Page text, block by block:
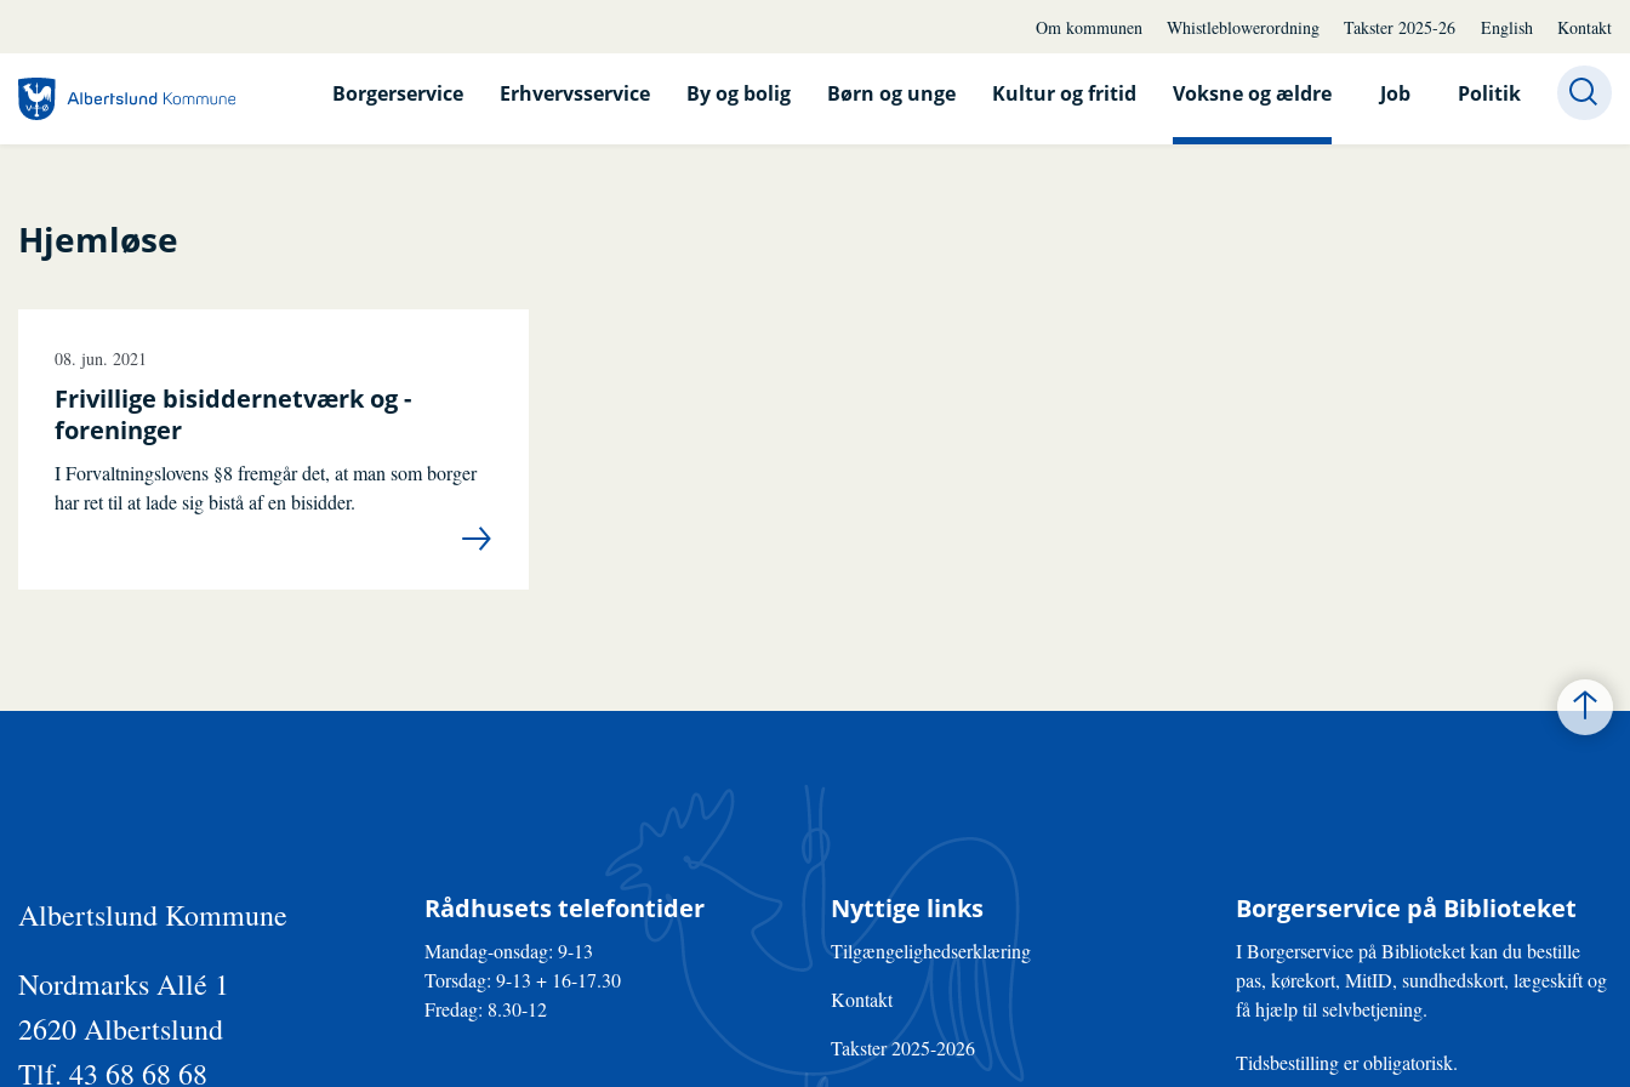
Om kommunen Whistleblowerordning Takster 2025-26 English Kontakt
Borgerservice Erhvervsservice By og bolig Børn og unge Kultur og fritid Voksne og ældre Job Politik
Hjemløse
08. jun. 2021
Frivillige bisiddernetværk og -
foreninger
I Forvaltningslovens §8 fremgår det, at man som borger
har ret til at lade sig bistå af en bisidder.
Albertslund Kommune
Nordmarks Allé 1
2620 Albertslund
Tlf. 43 68 68 68
Rådhusets telefontider
Mandag-onsdag: 9-13
Torsdag: 9-13 + 16-17.30
Fredag: 8.30-12
Nyttige links
Tilgængelighedserklæring
Kontakt
Takster 2025-2026
Borgerservice på Biblioteket
I Borgerservice på Biblioteket kan du bestille
pas, kørekort, MitID, sundhedskort, lægeskift og
få hjælp til selvbetjening.
Tidsbestilling er obligatorisk.